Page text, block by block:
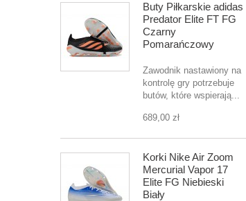
Buty Piłkarskie adidas
Predator Elite FT FG
Czarny
Pomarańczowy
Zawodnik nastawiony na
kontrolę gry potrzebuje
butów, które wspierają...
689,00 zł
Korki Nike Air Zoom
Mercurial Vapor 17
Elite FG Niebieski
Biały